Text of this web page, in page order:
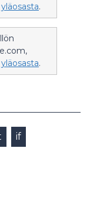
.
.
if